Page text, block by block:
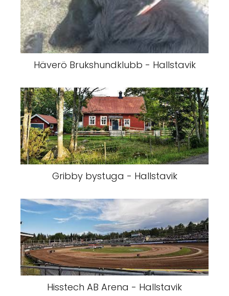
Häverö Brukshundklubb - Hallstavik
Gribby bystuga - Hallstavik
Hisstech AB Arena - Hallstavik